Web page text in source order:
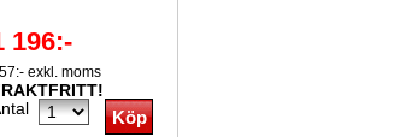
196:-
exkl. moms